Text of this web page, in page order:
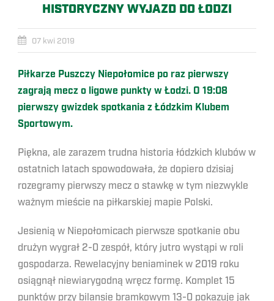
HISTORYCZNY WYJAZD DO ŁODZI
07 kwi 2019
Piłkarze Puszczy Niepołomice po raz pierwszy
zagrają mecz o ligowe punkty w Łodzi. O 19:08
pierwszy gwizdek spotkania z Łódzkim Klubem
Sportowym.
Piękna, ale zarazem trudna historia łódzkich klubów w
ostatnich latach spowodowała, że dopiero dzisiaj
rozegramy pierwszy mecz o stawkę w tym niezwykle
ważnym mieście na piłkarskiej mapie Polski.
Jesienią w Niepołomicach pierwsze spotkanie obu
drużyn wygrał 2-0 zespół, który jutro wystąpi w roli
gospodarza. Rewelacyjny beniaminek w 2019 roku
osiągnął niewiarygodną wręcz formę. Komplet 15
punktów przy bilansie bramkowym 13-0 pokazuje jak